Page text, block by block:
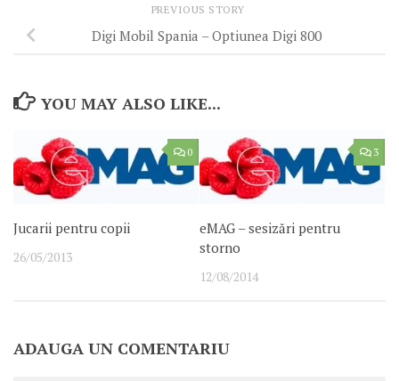
PREVIOUS STORY
Digi Mobil Spania – Optiunea Digi 800
YOU MAY ALSO LIKE...
0
Jucarii pentru copii
26/05/2013
3
eMAG – sesizări pentru
storno
12/08/2014
ADAUGA UN COMENTARIU